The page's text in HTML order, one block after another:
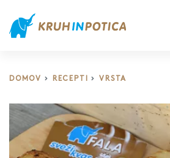
DOMOV RECEPTI VRSTA